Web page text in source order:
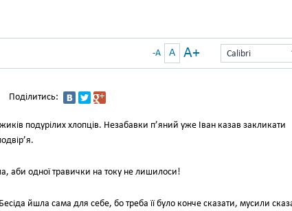
Calibri
-A A A+
Поділитись:
подурілих хлопців. Незабавки п’яний уже Іван казав закликати
аби одної травички на току не лишилоси!
йшла сама для себе, бо треба її було конче сказати, мусили